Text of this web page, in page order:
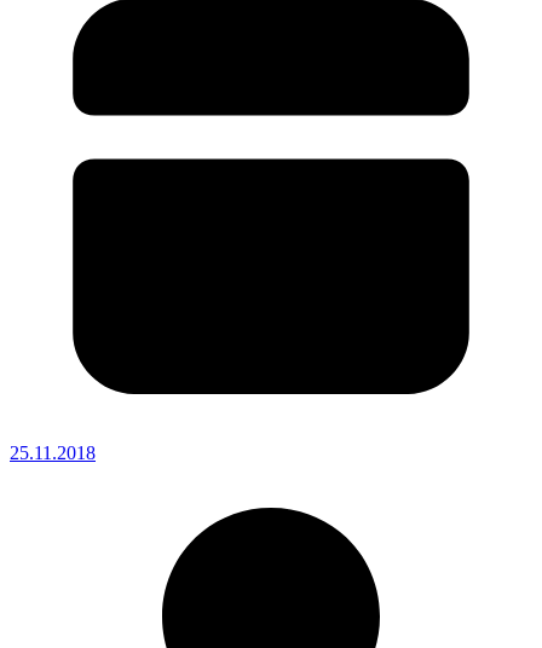
25.11.2018